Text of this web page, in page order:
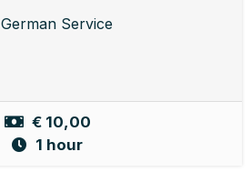
German Service
€ 10,00
1 hour